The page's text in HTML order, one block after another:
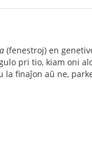
(fenestroj) en
pri tio, kiam oni
finaĵon aŭ ne,